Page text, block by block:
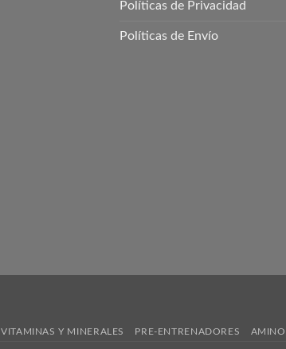
Políticas de Privacidad
Políticas de Envío
VITAMINAS Y MINERALES PRE-ENTRENADORES